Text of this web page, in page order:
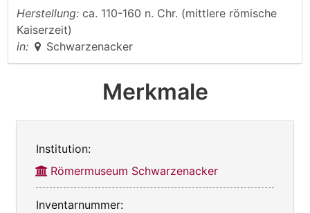
Herstellung: ca. 110-160 n. Chr. (mittlere römische
Kaiserzeit)
in:
Schwarzenacker
Merkmale
Institution:
Römermuseum Schwarzenacker
Inventarnummer: